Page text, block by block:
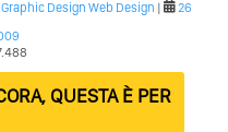
Graphic Design Web Design |
26
QUESTA È PER